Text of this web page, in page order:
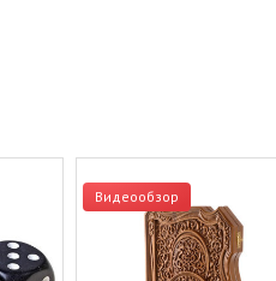
Видеообзор